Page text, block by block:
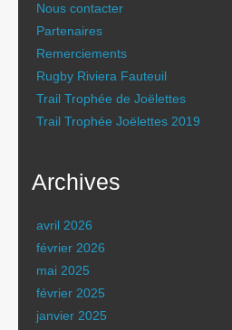
Nous contacter
Partenaires
Remerciements
Rugby Riviera Fauteuil
Trail Trophée de Joëlettes
Trail Trophée Joëlettes 2019
Archives
avril 2026
février 2026
mai 2025
février 2025
janvier 2025